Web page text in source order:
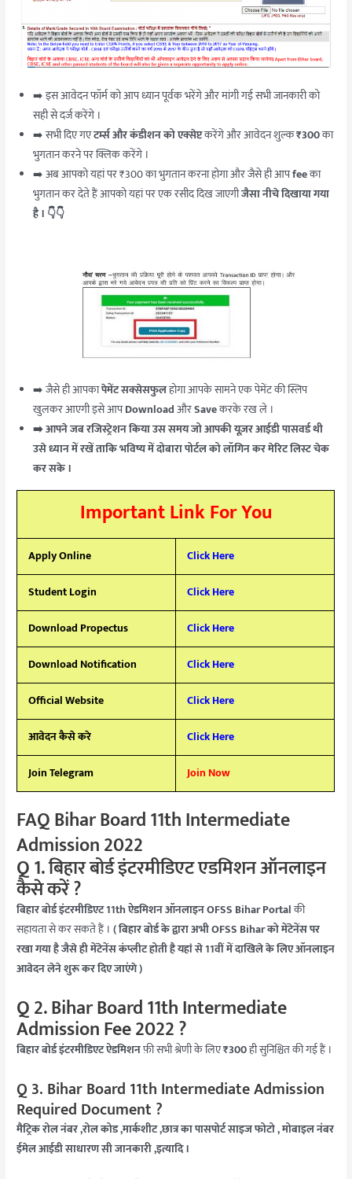
➡️ इस आवेदन फॉर्म को आप ध्यान पूर्वक भरेंगे और मांगी गई सभी जानकारी को
सही से दर्ज करेंगे ।
➡️ सभी दिए गएटर्म्स और कंडीशन को एक्सेप्टकरेंगे और आवेदन शुल्क₹300का
भुगतान करने पर क्लिक करेंगे ।
➡️ अब आपको यहां पर ₹300 का भुगतान करना होगा और जैसे ही आपfeeका
भुगतान कर देते हैं आपको यहां पर एक रसीद दिख जाएगीजैसा नीचे दिखाया गया
है । 👇👇
➡️ जैसे ही आपकापेमेंट सक्सेसफुलहोगा आपके सामने एक पेमेंट की स्लिप
खुलकर आएगी इसे आपDownloadऔरSaveकरके रख ले ।
➡️ आपने जब रजिस्ट्रेशन किया उस समय जो आपकी यूज़र आईडी पासवर्ड थी
उसे ध्यान में रखें ताकि भविष्य में दोबारा पोर्टल को लॉगिन कर मेरिट लिस्ट चेक
कर सके ।
Important Link For You
Apply Online Click Here
Student Login Click Here
Download Propectus Click Here
Download Notification Click Here
Official Website Click Here
आवेदन कैसे करे Click Here
Join Telegram Join Now
FAQ Bihar Board 11th Intermediate
Admission 2022
Q 1. बिहार बोर्ड इंटरमीडिएट एडमिशन ऑनलाइन
कैसे करें ?
बिहार बोर्ड इंटरमीडिएट 11th ऐडमिशन ऑनलाइन OFSS Bihar Portalकी
सहायता से कर सकते हैं । ( बिहार बोर्ड के द्वारा अभी OFSS Bihar को मेंटेनेंस पर
रखा गया है जैसे ही मेंटेनेंस कंप्लीट होती है यहां से 11वीं में दाखिले के लिए ऑनलाइन
आवेदन लेने शुरू कर दिए जाएंगे )
Q 2. Bihar Board 11th Intermediate
Admission Fee 2022 ?
बिहार बोर्ड इंटरमीडिएट ऐडमिशनफ़ी सभी श्रेणी के लिए₹300ही सुनिश्चित की गई हैं ।
Q 3. Bihar Board 11th Intermediate Admission
Required Document ?
मैट्रिक रोल नंबर ,रोल कोड ,मार्कशीट ,छात्र का पासपोर्ट साइज फोटो , मोबाइल नंबर
ईमेल आईडी साधारण सी जानकारी ,इत्यादि ।